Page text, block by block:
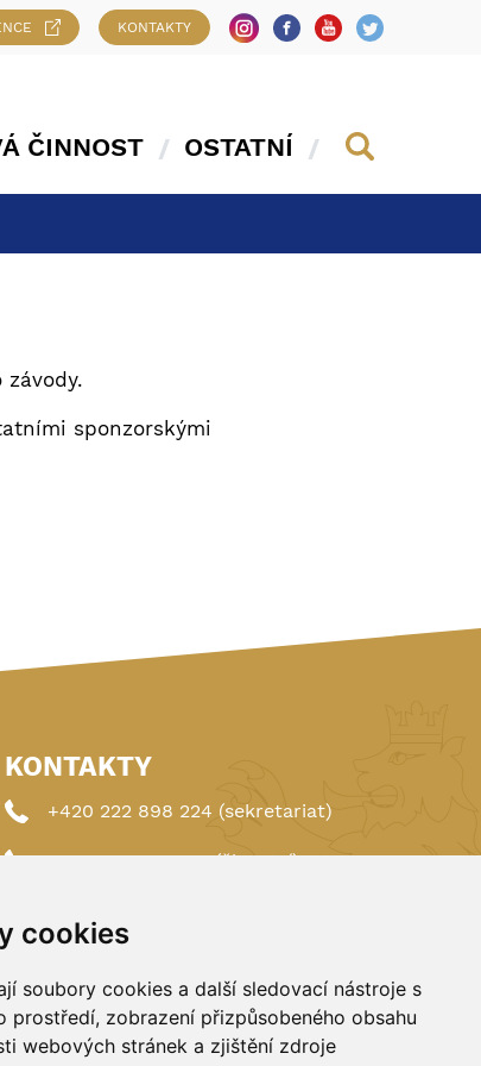
cookies
soubory cookies a další sledovací nástroje s
prostředí, zobrazení přizpůsobeného obsahu
webových stránek a zjištění zdroje
KONTAKTY
ČINNOST OSTATNÍ
sponzorskými
KONTAKTY
+420 222 898 224 (sekretariat)
+420 222 898 221 (členství)